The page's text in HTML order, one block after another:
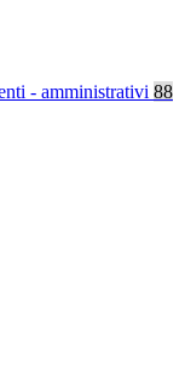
- amministrativi 88